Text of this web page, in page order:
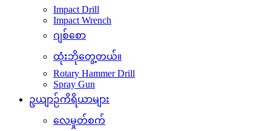
Impact Drill
Impact Wrench
ဂျစ်စော
ထုံးဘိုတွေ့တယ်။
Rotary Hammer Drill
Spray Gun
ဥယျာဉ်ကိရိယာများ
လေမှုတ်စက်